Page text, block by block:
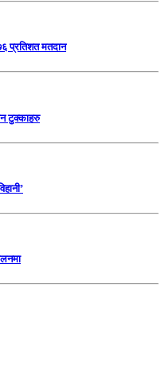
प्रतिशत मतदान
टुक्काहरु